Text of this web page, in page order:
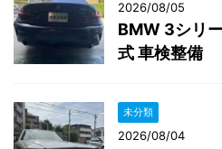
2026/08/05
BMW 3シリ
式 車検整備
未分類
2026/08/04